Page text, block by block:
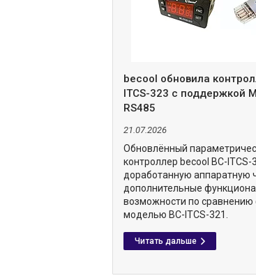
becool обновила
ITCS-323 с поддержкой
RS485
21.07.2026
Обновлённый
контроллер becool BC-ITCS-
доработанную аппаратную
дополнительные
возможности по сравнению
моделью BC-ITCS-321.